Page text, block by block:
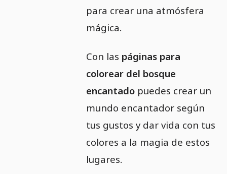
para crear una atmósfera
mágica.
Con las páginas para
colorear del bosque
encantado puedes crear un
mundo encantador según
tus gustos y dar vida con tus
colores a la magia de estos
lugares.